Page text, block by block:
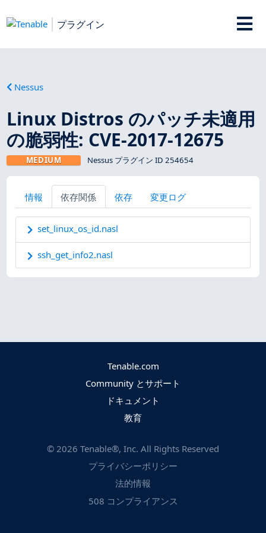
プラグイン
Nessus
Linux Distros のパッチ未適用
の脆弱性: CVE-2017-12675
MEDIUM Nessus プラグイン ID 254654
情報 依存関係 依存 変更ログ
set_linux_os_id.nasl
ssh_get_info2.nasl
Tenable.com
Community とサポート
ドキュメント
教育
© 2026 Tenable®, Inc. All Rights Reserved
プライバシーポリシー
法的情報
508 コンプライアンス